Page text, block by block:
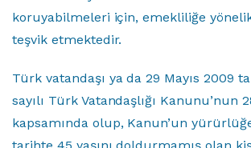
koruyabilmeleri için, emekliliğe
teşvik etmektedir.
Türk vatandaşı ya da 29 Mayıs 2009
sayılı Türk Vatandaşlığı Kanunu’nun
kapsamında olup, Kanun’un